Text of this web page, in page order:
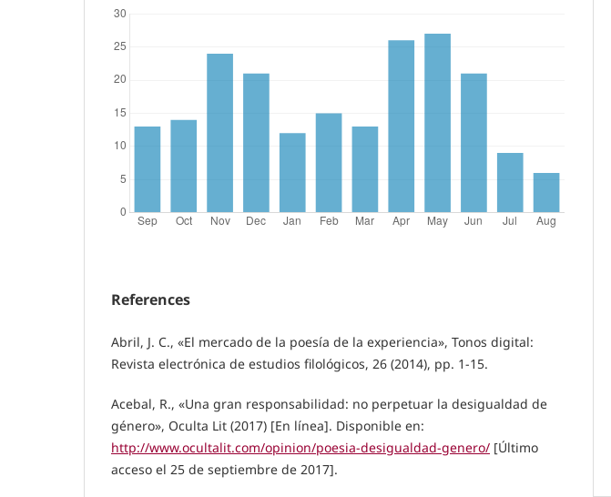
References
Abril, J. C., «El mercado de la poesía de la experiencia», Tonos digital:
Revista electrónica de estudios filológicos, 26 (2014), pp. 1-15.
Acebal, R., «Una gran responsabilidad: no perpetuar la desigualdad de
género», Oculta Lit (2017) [En línea]. Disponible en:
http://www.ocultalit.com/opinion/poesia-desigualdad-genero/ [Último
acceso el 25 de septiembre de 2017].